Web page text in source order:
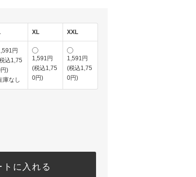
XL XXL
円
込1,75
)
庫なし
1,591円
(税込1,75
0円)
1,591円
(税込1,75
0円)
トに入れる